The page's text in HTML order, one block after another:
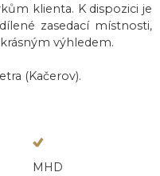
klienta. K dispozici je
zasedací místnosti,
výhledem.
(Kačerov).
MHD